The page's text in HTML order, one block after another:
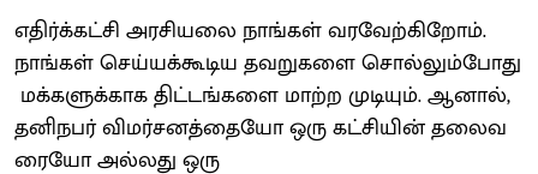
எதிர்க்கட்சி அரசியலை நாங்கள் வரவேற்கிறோம்.
நாங்கள் செய்யக்கூடிய தவறுகளை சொல்லும்போது
மக்களுக்காக திட்டங்களை மாற்ற முடியும். ஆனால்,
தனிநபர் விமர்சனத்தையோ ஒரு கட்சியின் தலைவ
ரையோ அல்லது ஒரு